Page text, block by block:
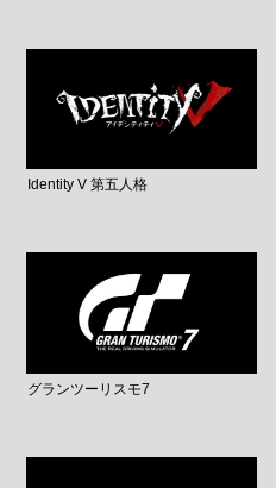
Identity V 第五人格
グランツーリスモ7